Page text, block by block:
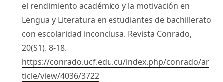
el rendimiento académico y la motivación en
Lengua y Literatura en estudiantes de bachillerato
con escolaridad inconclusa. Revista Conrado,
20(S1). 8-18.
https://conrado.ucf.edu.cu/index.php/conrado/ar
ticle/view/4036/3722